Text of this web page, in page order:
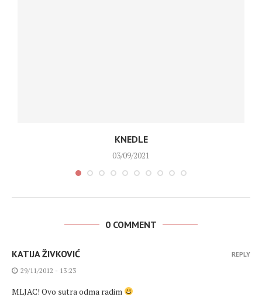
KNEDLE
03/09/2021
0 COMMENT
KATIJA ŽIVKOVIĆ
29/11/2012 - 13:23
MLJAC! Ovo sutra odma radim
REPLY